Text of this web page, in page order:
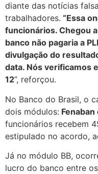
diante das notícias
trabalhadores. “Essa
funcionários. Chegou
banco não pagaria a
divulgação do
data. Nós verificamos
12”, reforçou.
No Banco do Brasil, o
dois módulos: Fenaban
funcionários recebem
estipulado no acordo,
Já no módulo BB,
lucro do banco entre